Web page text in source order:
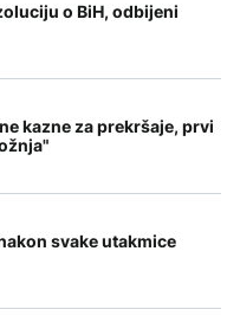
o BiH, odbijeni
kazne za prekršaje, prvi
svake utakmice